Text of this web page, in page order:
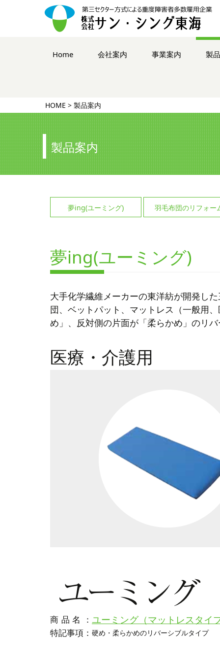
ス
キ
ッ
プ
Home 会社案内 事業案内 製
HOME > 製品案内
製品案内
夢ing(ユーミング) 羽毛布団のリフォー
夢ing(ユーミング)
大手化学繊維メーカーの東洋紡が開発し
団、ベットパット、マットレス（一般用
め」、反対側の片面が「柔らかめ」のリ
医療・介護用
ユーミング
商品名： ユーミング（マットレスタイ
特記事項： 硬め・柔らかめのリバーシブルタイプ